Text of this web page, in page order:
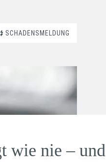
SCHADENSMELDUNG
wie nie – und